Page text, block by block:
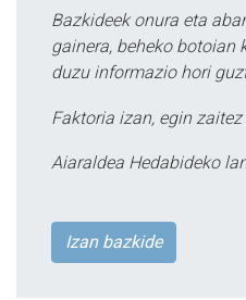
Bazkideek onura eta
gainera, beheko botoian
duzu informazio hori
Faktoria izan, egin zaitez
Aiaraldea Hedabideko
Izan bazkide